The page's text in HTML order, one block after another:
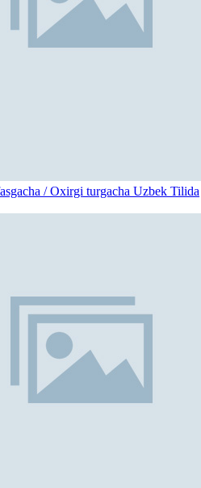
/ Oxirgi turgacha Uzbek Tilida